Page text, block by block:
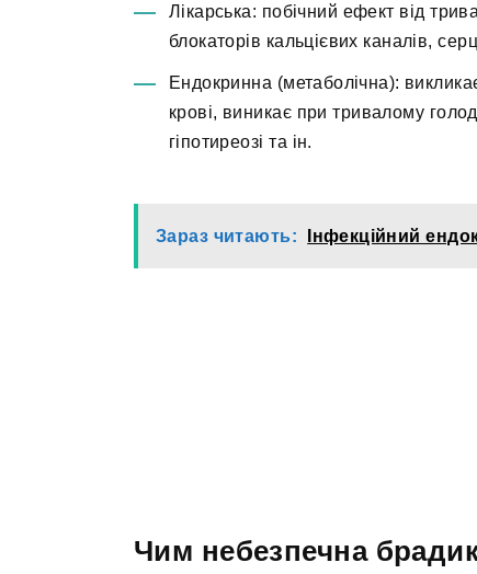
Лікарська: побічний ефект від
блокаторів кальцієвих каналів,
Ендокринна (метаболічна):
крові, виникає при тривалому
гіпотиреозі та ін.
Зараз читають: Інфекційний
Чим небезпечна